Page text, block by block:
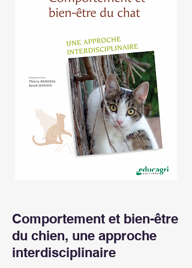
Comportement et bien-être
du chien, une approche
interdisciplinaire